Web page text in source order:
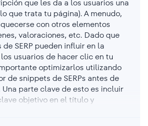
que les da a los usuarios una
que trata tu página). A menudo,
con otros elementos
valoraciones, etc. Dado que
SERP pueden influir en la
usuarios de hacer clic en tu
optimizarlos utilizando
de snippets de SERPs antes de
parte clave de esto es incluir
objetivo en el título y